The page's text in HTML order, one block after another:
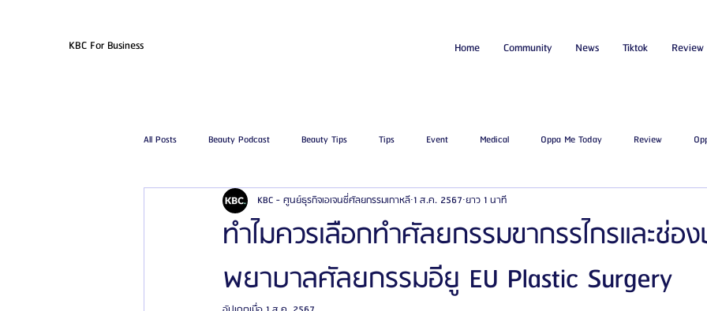
Home Community News Tiktok Review
KBC For Business
All Posts Beauty Podcast Beauty Tips Tips Event Medical Oppa Me Today Review
รีวิวศัลยกรรมฉีดไขมัน รีวิวศัลยกรรมดูดไขมัน โรงพยาบาลศัลยกรรมเอท็อป
โรงพยาบาลศัลยกรรมจีเอ็นจี โรงพยาบาลศัลยกรรมอิมเมจอัพ
ทำไมควรเลือกทำศัลยกรรมขากรรไกรและช่อ
พยาบาลศัลยกรรมอียู EU Plastic Surgery
KBC - ศูนย์ธุรกิจเอเจนซี่ศัลยกรรมเกาหลี 1 ส.ค. 2567 ยาว 1 นาที